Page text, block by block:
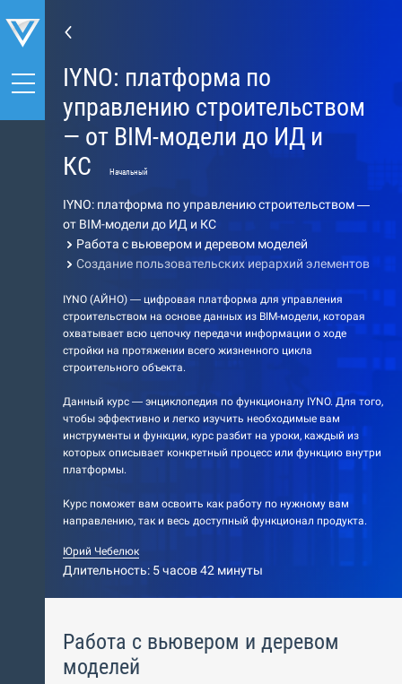
IYNO: платформа по
управлению строительством
— от BIM-модели до ИД и
КС
Начальный
IYNO: платформа по управлению строительством —
от BIM-модели до ИД и КС
Работа с вьювером и деревом моделей
Создание пользовательских иерархий элементов
IYNO (АЙНО) — цифровая платформа для управления
строительством на основе данных из BIM-модели, которая
охватывает всю цепочку передачи информации о ходе
стройки на протяжении всего жизненного цикла
строительного объекта.
Данный курс — энциклопедия по функционалу IYNO. Для того,
чтобы эффективно и легко изучить необходимые вам
инструменты и функции, курс разбит на уроки, каждый из
которых описывает конкретный процесс или функцию внутри
платформы.
Курс поможет вам освоить как работу по нужному вам
направлению, так и весь доступный функционал продукта.
Юрий Чебелюк
Длительность: 5 часов 42 минуты
Работа с вьювером и деревом
моделей